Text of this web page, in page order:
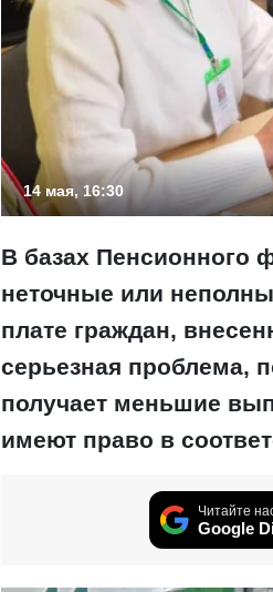
14 мая, 16:30
В базах Пенсионного
неточные или
плате граждан,
серьезная проблема,
получает меньшие
имеют право в
Читайте
Google